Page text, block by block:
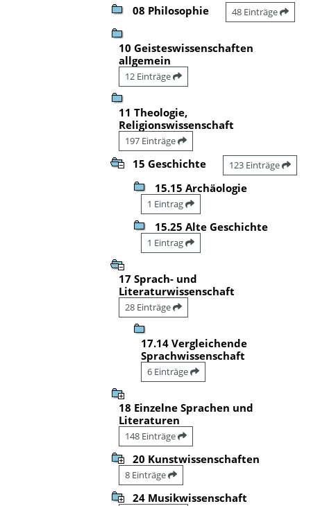
08 Philosophie 48 Einträge
10 Geisteswissenschaften
allgemein
12 Einträge
11 Theologie,
Religionswissenschaft
197 Einträge
15 Geschichte 123 Einträge
15.15 Archäologie
1 Eintrag
15.25 Alte Geschichte
1 Eintrag
17 Sprach- und
Literaturwissenschaft
28 Einträge
17.14 Vergleichende
Sprachwissenschaft
6 Einträge
18 Einzelne Sprachen und
Literaturen
148 Einträge
20 Kunstwissenschaften
8 Einträge
24 Musikwissenschaft